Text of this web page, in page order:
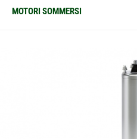
MOTORI SOMMERSI